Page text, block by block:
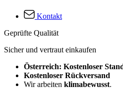
Kontakt
Geprüfte Qualität
Sicher und vertraut einkaufen
Österreich: Kostenloser
Kostenloser Rückversand
Wir arbeiten klimabewusst.